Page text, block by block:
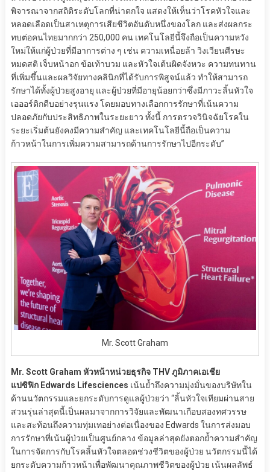
พิจารณาจากสถิติระดับโลกที่น่าตกใจ แสดงให้เห็นว่าโรคหัวใจและ
หลอดเลือดเป็นสาเหตุการเสียชีวิตอันดับหนึ่งของโลก และส่งผลกระ
ทบต่อคนไทยมากกว่า 250,000 คน เทคโนโลยีนี้จึงถือเป็นความหวัง
ใหม่ให้แก่ผู้ป่วยที่มีอาการต่าง ๆ เช่น ความเหนื่อยล้า วิงเวียนศีรษะ
หมดสติ เจ็บหน้าอก ข้อเท้าบวม และหัวใจเต้นผิดจังหวะ ความทนทาน
ที่เพิ่มขึ้นและผลวิจัยทางคลินิกที่ได้รับการพิสูจน์แล้ว ทำให้สามารถ
รักษาได้ทั้งผู้ป่วยสูงอายุ และผู้ป่วยที่มีอายุน้อยกว่าซึ่งมีภาวะลิ้นหัวใจ
เอออร์ติกตีบอย่างรุนแรง โดยมอบทางเลือกการรักษาที่เน้นความ
ปลอดภัยกับประสิทธิภาพในระยะยาว ทั้งนี้ การตรวจวินิจฉัยโรคใน
ระยะเริ่มต้นยังคงมีความสำคัญ และเทคโนโลยีนี้ถือเป็นความ
ก้าวหน้าในการเพิ่มความสามารถด้านการรักษาไปอีกระดับ”
Mr. Scott Graham
Mr. Scott Graham หัวหน้าหน่วยธุรกิจ THV ภูมิภาคเอเชีย
แปซิฟิก Edwards Lifesciences เน้นย้ำถึงความมุ่งมั่นของบริษัทใน
ด้านนวัตกรรมและยกระดับการดูแลผู้ป่วยว่า “ลิ้นหัวใจเทียมผ่านสาย
สวนรุ่นล่าสุดนี้เป็นผลมาจากการวิจัยและพัฒนาเกือบสองทศวรรษ
และสะท้อนถึงความทุ่มเทอย่างต่อเนื่องของ Edwards ในการส่งมอบ
การรักษาที่เน้นผู้ป่วยเป็นศูนย์กลาง ข้อมูลล่าสุดยังตอกย้ำความสำคัญ
ในการจัดการกับโรคลิ้นหัวใจตลอดช่วงชีวิตของผู้ป่วย นวัตกรรมนี้ได้
ยกระดับความก้าวหน้าเพื่อพัฒนาคุณภาพชีวิตของผู้ป่วย เน้นผลลัพธ์